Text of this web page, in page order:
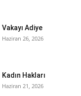
Vakayı Adiye
Haziran 26, 2026
Kadın Hakları
Haziran 21, 2026